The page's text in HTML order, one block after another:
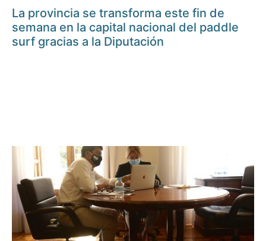
La provincia se transforma este fin de
semana en la capital nacional del paddle
surf gracias a la Diputación